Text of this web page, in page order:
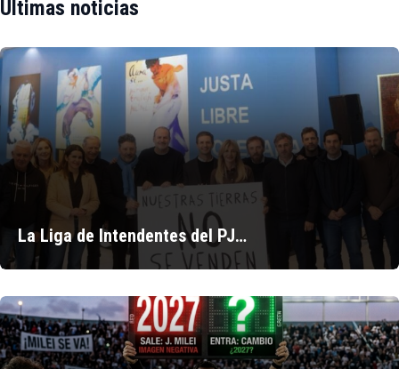
Últimas noticias
La Liga de Intendentes del PJ…